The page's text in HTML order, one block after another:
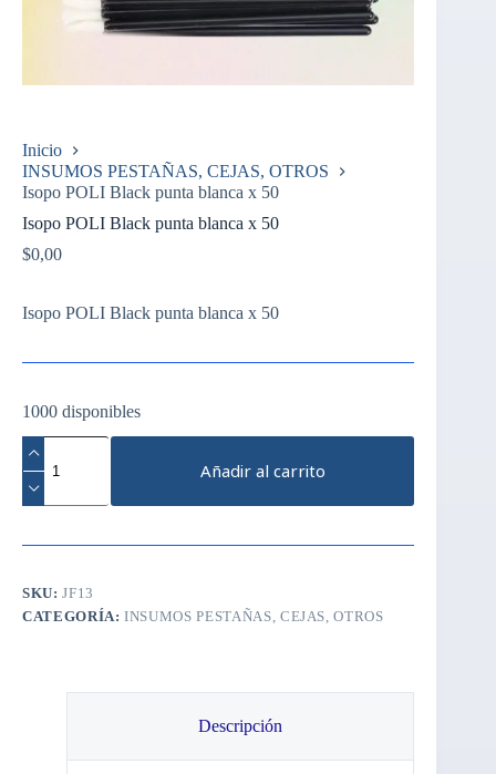
Inicio
INSUMOS PESTAÑAS, CEJAS, OTROS
Isopo POLI Black punta blanca x 50
Isopo POLI Black punta blanca x 50
$0,00
Isopo POLI Black punta blanca x 50
1000 disponibles
POLI
Black
Añadir al carrito
SKU:JF13
CATEGORÍA:INSUMOS PESTAÑAS, CEJAS, OTROS
Descripción